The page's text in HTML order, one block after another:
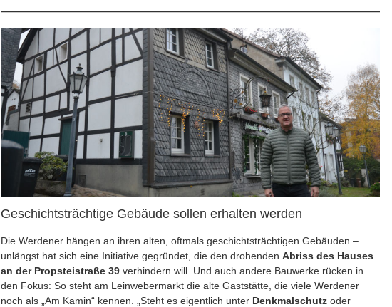
Geschichtsträchtige Gebäude sollen erhalten werden
Die Werdener hängen an ihren alten, oftmals geschichtsträchtigen Gebäuden –
unlängst hat sich eine Initiative gegründet, die den drohenden Abriss des Hauses
an der Propsteistraße 39verhindern will. Und auch andere Bauwerke rücken in
den Fokus: So steht am Leinwebermarkt die alte Gaststätte, die viele Werdener
noch als „Am Kamin“ kennen. „Steht es eigentlich unter Denkmalschutz oder